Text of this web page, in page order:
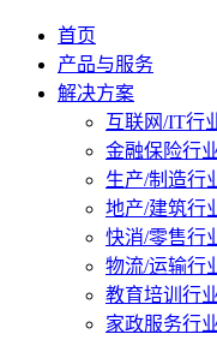
首页
产品与服务
解决方案
互联网/IT行
金融保险行
生产/制造行
地产/建筑行
快消/零售行
物流/运输行
教育培训行
家政服务行